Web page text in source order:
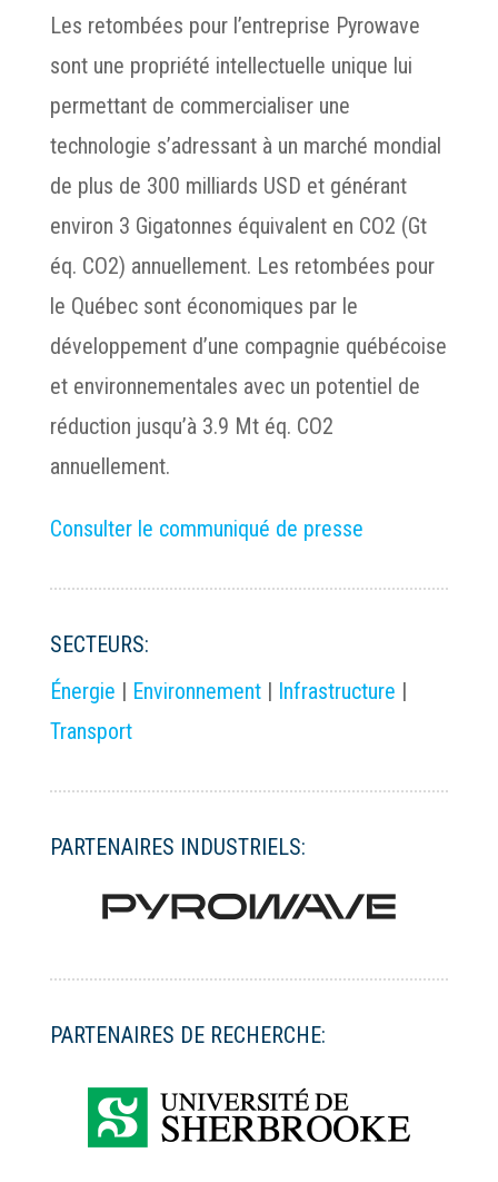
Les retombées pour l’entreprise Pyrowave
sont une propriété intellectuelle unique lui
permettant de commercialiser une
technologie s’adressant à un marché mondial
de plus de 300 milliards USD et générant
environ 3 Gigatonnes équivalent en CO2 (Gt
éq. CO2) annuellement. Les retombées pour
le Québec sont économiques par le
développement d’une compagnie québécoise
et environnementales avec un potentiel de
réduction jusqu’à 3.9 Mt éq. CO2
annuellement.
Consulter le communiqué de presse
SECTEURS:
Énergie | Environnement| Infrastructure |
Transport
PARTENAIRES INDUSTRIELS:
PARTENAIRES DE RECHERCHE: